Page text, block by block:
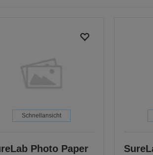
Schnellansicht
Photo Paper